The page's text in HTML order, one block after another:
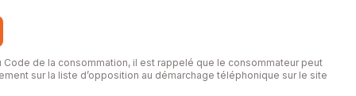
Code de la consommation, il est rappelé que le consommateur peut
sur la liste d’opposition au démarchage téléphonique sur le site